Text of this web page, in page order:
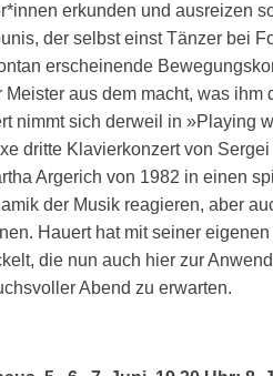
erkunden und ausreizen
der selbst einst Tänzer bei
erscheinende
aus dem macht, was
nimmt sich derweil in »Playing
dritte Klavierkonzert von
Argerich von 1982 in einen
der Musik reagieren, aber
Hauert hat mit seiner
die nun auch hier zur
Abend zu erwarten.